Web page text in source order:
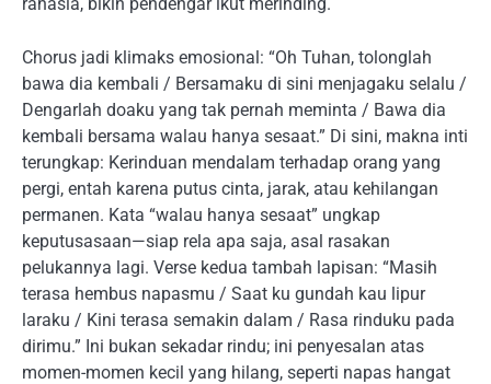
rahasia, bikin pendengar ikut merinding.
Chorus jadi klimaks emosional: “Oh Tuhan, tolonglah
bawa dia kembali / Bersamaku di sini menjagaku selalu /
Dengarlah doaku yang tak pernah meminta / Bawa dia
kembali bersama walau hanya sesaat.” Di sini, makna inti
terungkap: Kerinduan mendalam terhadap orang yang
pergi, entah karena putus cinta, jarak, atau kehilangan
permanen. Kata “walau hanya sesaat” ungkap
keputusasaan—siap rela apa saja, asal rasakan
pelukannya lagi. Verse kedua tambah lapisan: “Masih
terasa hembus napasmu / Saat ku gundah kau lipur
laraku / Kini terasa semakin dalam / Rasa rinduku pada
dirimu.” Ini bukan sekadar rindu; ini penyesalan atas
momen-momen kecil yang hilang, seperti napas hangat